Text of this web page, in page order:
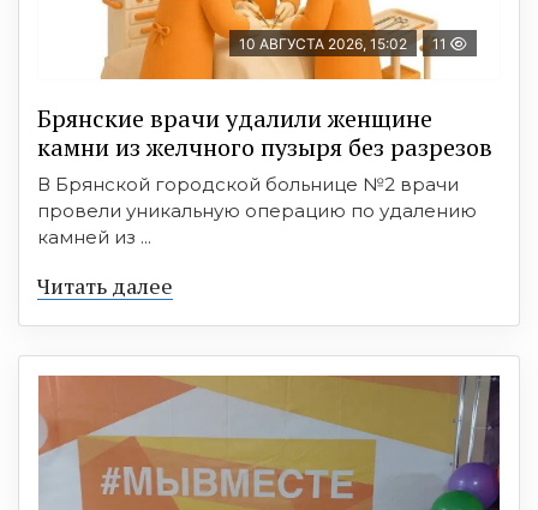
10 АВГУСТА 2026, 15:02 11
Брянские врачи удалили женщине
камни из желчного пузыря без разрезов
В Брянской городской больнице №2 врачи
провели уникальную операцию по удалению
камней из ...
Читать далее